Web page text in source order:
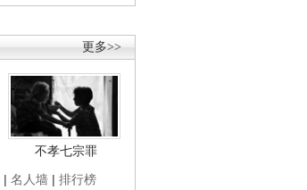
更多>>
不孝七宗罪
| 名人墙 | 排行榜